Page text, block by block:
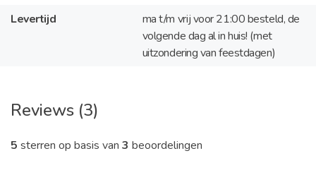
Levertijd
ma t/m vrij voor 21:00 besteld, de
volgende dag al in huis! (met
uitzondering van feestdagen)
Reviews (3)
5 sterren op basis van 3 beoordelingen